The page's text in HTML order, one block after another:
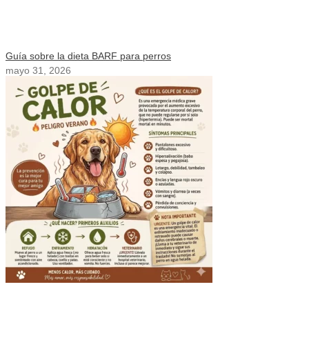
Guía sobre la dieta BARF para perros
mayo 31, 2026